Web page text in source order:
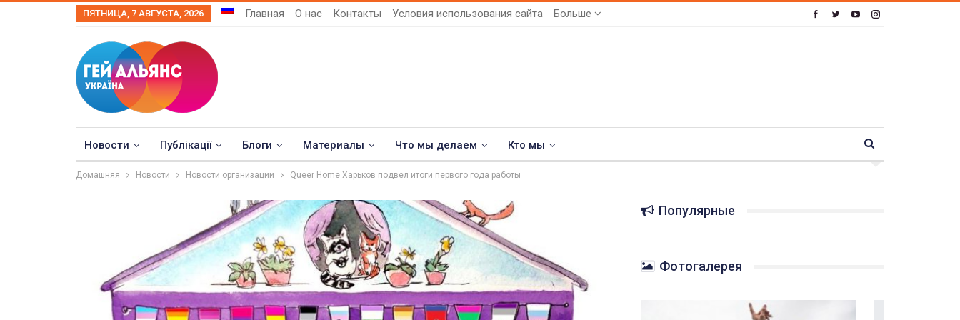
ПЯТНИЦА, 7 АВГУСТА, 2026 Главная О нас Контакты Условия использования сайта Больше
Новости Публікації Блоги Материалы Что мы делаем Кто мы
Домашняя Новости Новости организации Queer Home Харьков подвел итоги первого года работы
Популярные
Фотогалерея